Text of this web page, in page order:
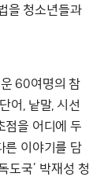
을 청소년들과
60여명의 참
어, 낱말, 시선
점을 어디에 두
른 이야기를 담
도국’ 박재성 청